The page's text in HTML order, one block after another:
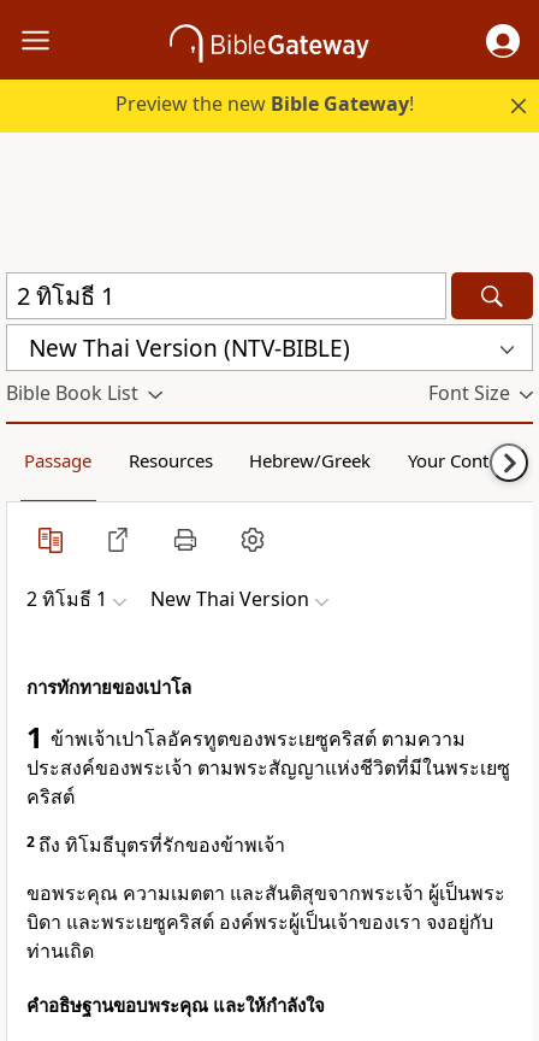
Preview the new Bible Gateway!
New Thai Version (NTV-BIBLE)
Bible Book List Font Size
Passage Resources Hebrew/Greek Your Content
2 ทิโมธี 1 New Thai Version
การทักทายของเปาโล
1 ข้าพเจ้าเปาโลอัครทูตของพระเยซูคริสต์ ตามความ
ประสงค์ของพระเจ้า ตามพระสัญญาแห่งชีวิตที่มีในพระเยซู
คริสต์
2 ถึง ทิโมธีบุตรที่รักของข้าพเจ้า
ขอพระคุณ ความเมตตา และสันติสุขจากพระเจ้า ผู้เป็นพระ
บิดา และพระเยซูคริสต์ องค์พระผู้เป็นเจ้าของเรา จงอยู่กับ
ท่านเถิด
คำอธิษฐานขอบพระคุณ และให้กำลังใจ